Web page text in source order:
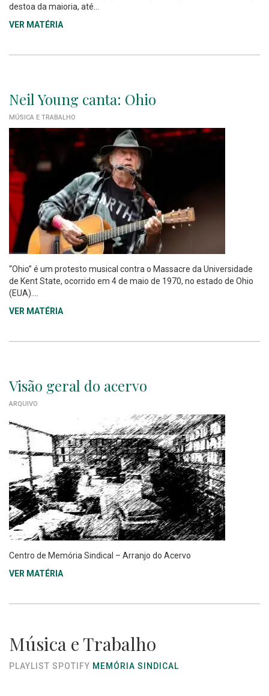
destoa da maioria, até...
VER MATÉRIA
Neil Young canta: Ohio
MÚSICA E TRABALHO
“Ohio” é um protesto musical contra o Massacre da Universidade
de Kent State, ocorrido em 4 de maio de 1970, no estado de Ohio
(EUA)....
VER MATÉRIA
Visão geral do acervo
ARQUIVO
Centro de Memória Sindical – Arranjo do Acervo
VER MATÉRIA
Música e Trabalho
PLAYLIST SPOTIFY MEMÓRIA SINDICAL